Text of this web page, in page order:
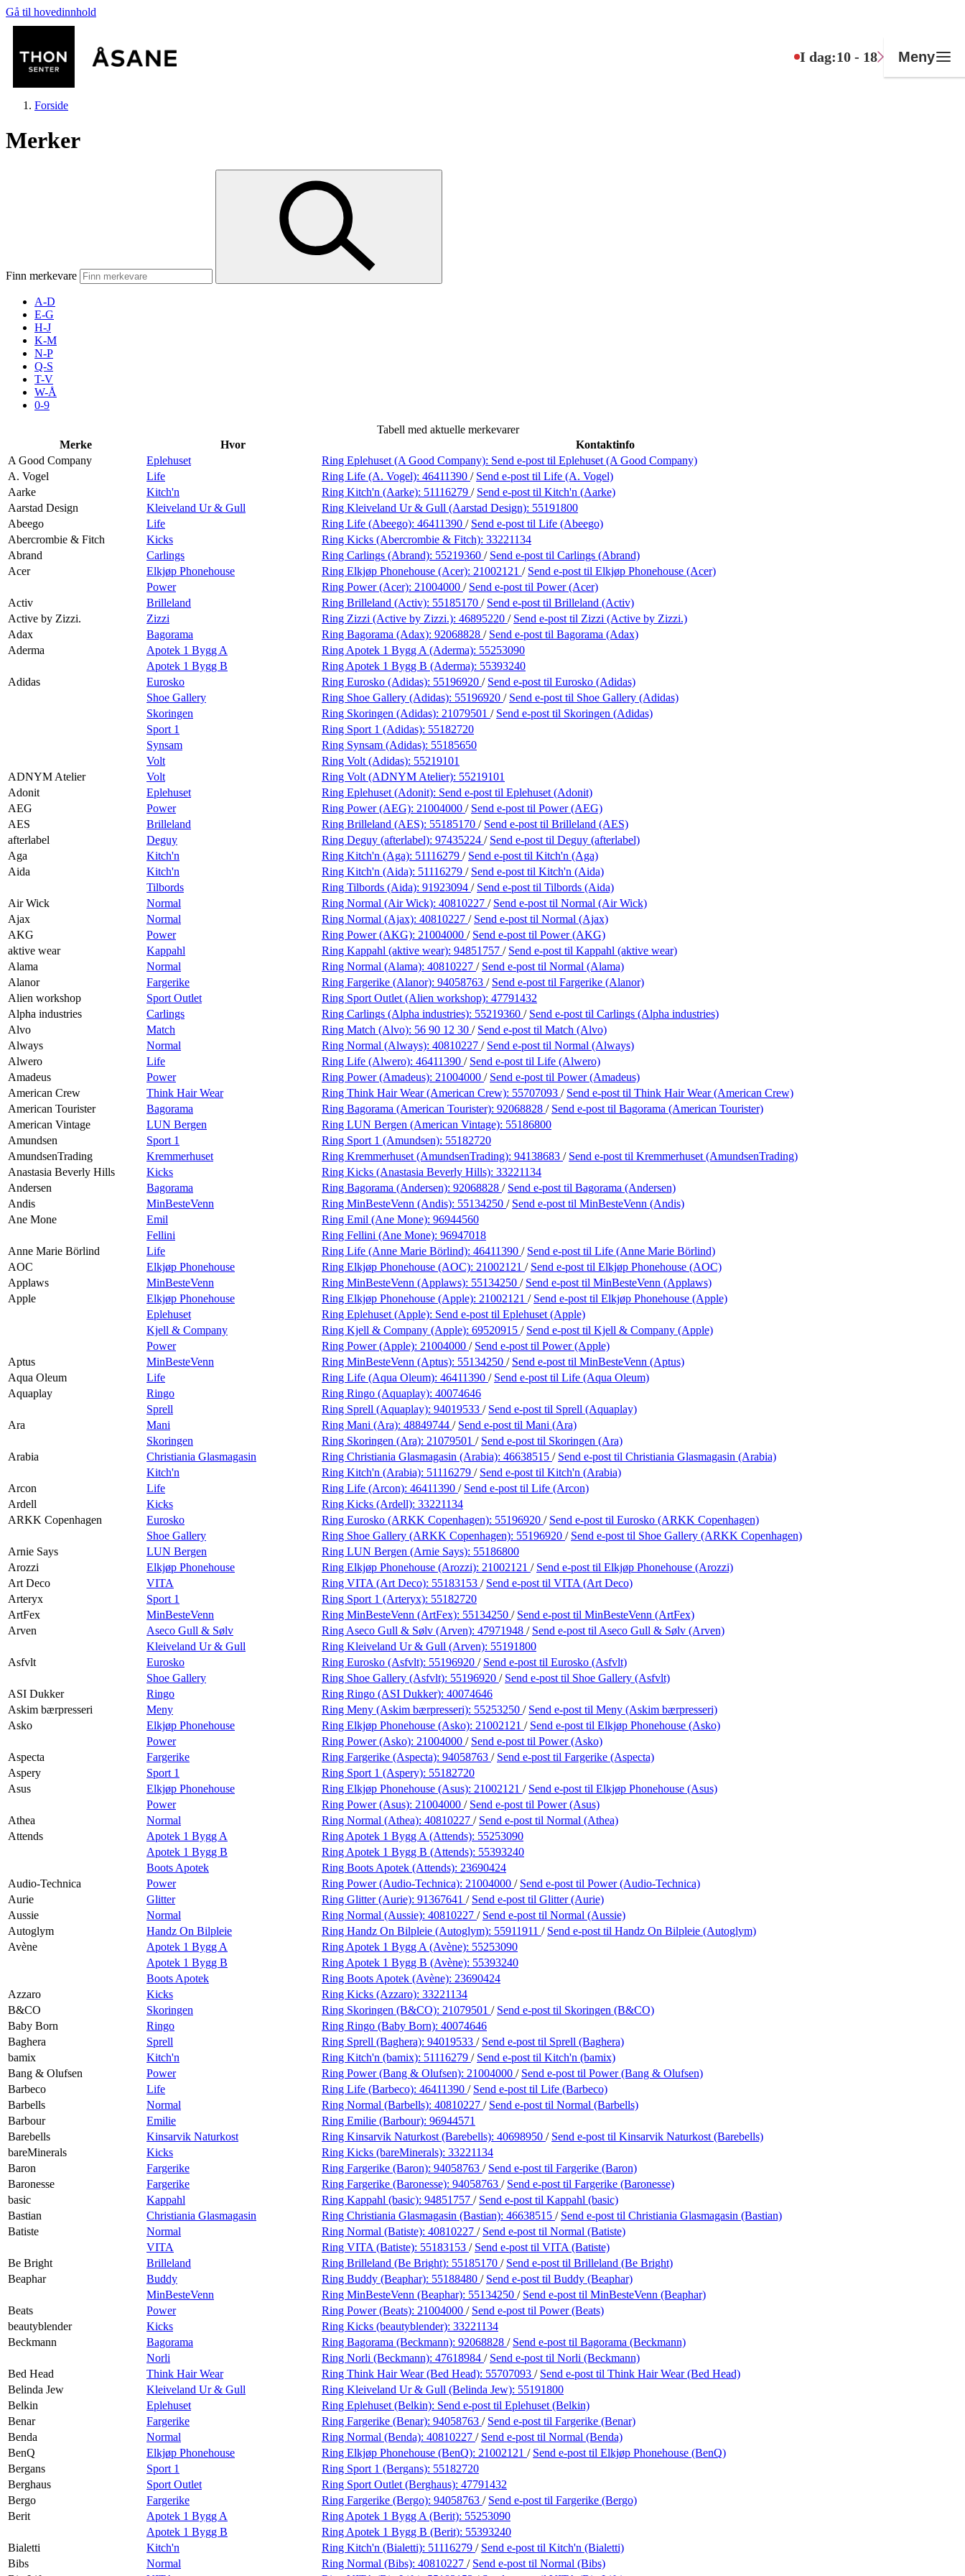
Gå til hovedinnhold
I dag:10 - 18 Meny
Mat og drikke
Kundeklubb
Inspirasjon
Åpningstider
Praktisk informasjon
Ledige stillinger
Forside
Merker
Finn merkevare
A-D
E-G
H-J
K-M
N-P
Q-S
T-V
W-Å
0-9
Tabell med aktuelle merkevarer
Merke
Hvor
Kontaktinfo
A Good Company
Eplehuset Ring Eplehuset (A Good Company): Send e-post til Eplehuset (A Good Company)
A. Vogel
Life Ring Life (A. Vogel): 46411390 / Send e-post til Life (A. Vogel)
Aarke
Kitch'n Ring Kitch'n (Aarke): 51116279 / Send e-post til Kitch'n (Aarke)
Aarstad Design
Kleiveland Ur & Gull Ring Kleiveland Ur & Gull (Aarstad Design): 55191800
Abeego
Life Ring Life (Abeego): 46411390 / Send e-post til Life (Abeego)
Abercrombie & Fitch
Kicks Ring Kicks (Abercrombie & Fitch): 33221134
Abrand
Carlings Ring Carlings (Abrand): 55219360 / Send e-post til Carlings (Abrand)
Acer
Elkjøp Phonehouse Ring Elkjøp Phonehouse (Acer): 21002121 / Send e-post til Elkjøp Phonehouse (Acer)
Power
Ring Power (Acer): 21004000 / Send e-post til Power (Acer)
Activ
Brilleland Ring Brilleland (Activ): 55185170 / Send e-post til Brilleland (Activ)
Active by Zizzi.
Zizzi Ring Zizzi (Active by Zizzi.): 46895220 / Send e-post til Zizzi (Active by Zizzi.)
Adax
Bagorama Ring Bagorama (Adax): 92068828 / Send e-post til Bagorama (Adax)
Aderma
Apotek 1 Bygg A Ring Apotek 1 Bygg A (Aderma): 55253090
Apotek 1 Bygg B
Ring Apotek 1 Bygg B (Aderma): 55393240
Adidas
Eurosko Ring Eurosko (Adidas): 55196920 / Send e-post til Eurosko (Adidas)
Shoe Gallery
Ring Shoe Gallery (Adidas): 55196920 / Send e-post til Shoe Gallery (Adidas)
Skoringen
Ring Skoringen (Adidas): 21079501 / Send e-post til Skoringen (Adidas)
Sport 1
Ring Sport 1 (Adidas): 55182720
Synsam
Ring Synsam (Adidas): 55185650
Volt
Ring Volt (Adidas): 55219101
ADNYM Atelier
Volt Ring Volt (ADNYM Atelier): 55219101
Adonit
Eplehuset Ring Eplehuset (Adonit): Send e-post til Eplehuset (Adonit)
AEG
Power Ring Power (AEG): 21004000 / Send e-post til Power (AEG)
AES
Brilleland Ring Brilleland (AES): 55185170 / Send e-post til Brilleland (AES)
afterlabel
Deguy Ring Deguy (afterlabel): 97435224 / Send e-post til Deguy (afterlabel)
Aga
Kitch'n Ring Kitch'n (Aga): 51116279 / Send e-post til Kitch'n (Aga)
Aida
Kitch'n Ring Kitch'n (Aida): 51116279 / Send e-post til Kitch'n (Aida)
Tilbords
Ring Tilbords (Aida): 91923094 / Send e-post til Tilbords (Aida)
Air Wick
Normal Ring Normal (Air Wick): 40810227 / Send e-post til Normal (Air Wick)
Ajax
Normal Ring Normal (Ajax): 40810227 / Send e-post til Normal (Ajax)
AKG
Power Ring Power (AKG): 21004000 / Send e-post til Power (AKG)
aktive wear
Kappahl Ring Kappahl (aktive wear): 94851757 / Send e-post til Kappahl (aktive wear)
Alama
Normal Ring Normal (Alama): 40810227 / Send e-post til Normal (Alama)
Alanor
Fargerike Ring Fargerike (Alanor): 94058763 / Send e-post til Fargerike (Alanor)
Alien workshop
Sport Outlet Ring Sport Outlet (Alien workshop): 47791432
Alpha industries
Carlings Ring Carlings (Alpha industries): 55219360 / Send e-post til Carlings (Alpha industries)
Alvo
Match Ring Match (Alvo): 56 90 12 30 / Send e-post til Match (Alvo)
Always
Normal Ring Normal (Always): 40810227 / Send e-post til Normal (Always)
Alwero
Life Ring Life (Alwero): 46411390 / Send e-post til Life (Alwero)
Amadeus
Power Ring Power (Amadeus): 21004000 / Send e-post til Power (Amadeus)
American Crew
Think Hair Wear Ring Think Hair Wear (American Crew): 55707093 / Send e-post til Think Hair Wear (American Crew)
American Tourister
Bagorama Ring Bagorama (American Tourister): 92068828 / Send e-post til Bagorama (American Tourister)
American Vintage
LUN Bergen Ring LUN Bergen (American Vintage): 55186800
Amundsen
Sport 1 Ring Sport 1 (Amundsen): 55182720
AmundsenTrading
Kremmerhuset Ring Kremmerhuset (AmundsenTrading): 94138683 / Send e-post til Kremmerhuset (AmundsenTrading)
Anastasia Beverly Hills
Kicks Ring Kicks (Anastasia Beverly Hills): 33221134
Andersen
Bagorama Ring Bagorama (Andersen): 92068828 / Send e-post til Bagorama (Andersen)
Andis
MinBesteVenn Ring MinBesteVenn (Andis): 55134250 / Send e-post til MinBesteVenn (Andis)
Ane Mone
Emil Ring Emil (Ane Mone): 96944560
Fellini
Ring Fellini (Ane Mone): 96947018
Anne Marie Börlind
Life Ring Life (Anne Marie Börlind): 46411390 / Send e-post til Life (Anne Marie Börlind)
AOC
Elkjøp Phonehouse Ring Elkjøp Phonehouse (AOC): 21002121 / Send e-post til Elkjøp Phonehouse (AOC)
Applaws
MinBesteVenn Ring MinBesteVenn (Applaws): 55134250 / Send e-post til MinBesteVenn (Applaws)
Apple
Elkjøp Phonehouse Ring Elkjøp Phonehouse (Apple): 21002121 / Send e-post til Elkjøp Phonehouse (Apple)
Eplehuset
Ring Eplehuset (Apple): Send e-post til Eplehuset (Apple)
Kjell & Company
Ring Kjell & Company (Apple): 69520915 / Send e-post til Kjell & Company (Apple)
Power
Ring Power (Apple): 21004000 / Send e-post til Power (Apple)
Aptus
MinBesteVenn Ring MinBesteVenn (Aptus): 55134250 / Send e-post til MinBesteVenn (Aptus)
Aqua Oleum
Life Ring Life (Aqua Oleum): 46411390 / Send e-post til Life (Aqua Oleum)
Aquaplay
Ringo Ring Ringo (Aquaplay): 40074646
Sprell
Ring Sprell (Aquaplay): 94019533 / Send e-post til Sprell (Aquaplay)
Ara
Mani Ring Mani (Ara): 48849744 / Send e-post til Mani (Ara)
Skoringen
Ring Skoringen (Ara): 21079501 / Send e-post til Skoringen (Ara)
Arabia
Christiania Glasmagasin Ring Christiania Glasmagasin (Arabia): 46638515 / Send e-post til Christiania Glasmagasin (Arabia)
Kitch'n
Ring Kitch'n (Arabia): 51116279 / Send e-post til Kitch'n (Arabia)
Arcon
Life Ring Life (Arcon): 46411390 / Send e-post til Life (Arcon)
Ardell
Kicks Ring Kicks (Ardell): 33221134
ARKK Copenhagen
Eurosko Ring Eurosko (ARKK Copenhagen): 55196920 / Send e-post til Eurosko (ARKK Copenhagen)
Shoe Gallery
Ring Shoe Gallery (ARKK Copenhagen): 55196920 / Send e-post til Shoe Gallery (ARKK Copenhagen)
Arnie Says
LUN Bergen Ring LUN Bergen (Arnie Says): 55186800
Arozzi
Elkjøp Phonehouse Ring Elkjøp Phonehouse (Arozzi): 21002121 / Send e-post til Elkjøp Phonehouse (Arozzi)
Art Deco
VITA Ring VITA (Art Deco): 55183153 / Send e-post til VITA (Art Deco)
Arteryx
Sport 1 Ring Sport 1 (Arteryx): 55182720
ArtFex
MinBesteVenn Ring MinBesteVenn (ArtFex): 55134250 / Send e-post til MinBesteVenn (ArtFex)
Arven
Aseco Gull & Sølv Ring Aseco Gull & Sølv (Arven): 47971948 / Send e-post til Aseco Gull & Sølv (Arven)
Kleiveland Ur & Gull
Ring Kleiveland Ur & Gull (Arven): 55191800
Asfvlt
Eurosko Ring Eurosko (Asfvlt): 55196920 / Send e-post til Eurosko (Asfvlt)
Shoe Gallery
Ring Shoe Gallery (Asfvlt): 55196920 / Send e-post til Shoe Gallery (Asfvlt)
ASI Dukker
Ringo Ring Ringo (ASI Dukker): 40074646
Askim bærpresseri
Meny Ring Meny (Askim bærpresseri): 55253250 / Send e-post til Meny (Askim bærpresseri)
Asko
Elkjøp Phonehouse Ring Elkjøp Phonehouse (Asko): 21002121 / Send e-post til Elkjøp Phonehouse (Asko)
Power
Ring Power (Asko): 21004000 / Send e-post til Power (Asko)
Aspecta
Fargerike Ring Fargerike (Aspecta): 94058763 / Send e-post til Fargerike (Aspecta)
Aspery
Sport 1 Ring Sport 1 (Aspery): 55182720
Asus
Elkjøp Phonehouse Ring Elkjøp Phonehouse (Asus): 21002121 / Send e-post til Elkjøp Phonehouse (Asus)
Power
Ring Power (Asus): 21004000 / Send e-post til Power (Asus)
Athea
Normal Ring Normal (Athea): 40810227 / Send e-post til Normal (Athea)
Attends
Apotek 1 Bygg A Ring Apotek 1 Bygg A (Attends): 55253090
Apotek 1 Bygg B
Ring Apotek 1 Bygg B (Attends): 55393240
Boots Apotek
Ring Boots Apotek (Attends): 23690424
Audio-Technica
Power Ring Power (Audio-Technica): 21004000 / Send e-post til Power (Audio-Technica)
Aurie
Glitter Ring Glitter (Aurie): 91367641 / Send e-post til Glitter (Aurie)
Aussie
Normal Ring Normal (Aussie): 40810227 / Send e-post til Normal (Aussie)
Autoglym
Handz On Bilpleie Ring Handz On Bilpleie (Autoglym): 55911911 / Send e-post til Handz On Bilpleie (Autoglym)
Avène
Apotek 1 Bygg A Ring Apotek 1 Bygg A (Avène): 55253090
Apotek 1 Bygg B
Ring Apotek 1 Bygg B (Avène): 55393240
Boots Apotek
Ring Boots Apotek (Avène): 23690424
Azzaro
Kicks Ring Kicks (Azzaro): 33221134
B&CO
Skoringen Ring Skoringen (B&CO): 21079501 / Send e-post til Skoringen (B&CO)
Baby Born
Ringo Ring Ringo (Baby Born): 40074646
Baghera
Sprell Ring Sprell (Baghera): 94019533 / Send e-post til Sprell (Baghera)
bamix
Kitch'n Ring Kitch'n (bamix): 51116279 / Send e-post til Kitch'n (bamix)
Bang & Olufsen
Power Ring Power (Bang & Olufsen): 21004000 / Send e-post til Power (Bang & Olufsen)
Barbeco
Life Ring Life (Barbeco): 46411390 / Send e-post til Life (Barbeco)
Barbells
Normal Ring Normal (Barbells): 40810227 / Send e-post til Normal (Barbells)
Barbour
Emilie Ring Emilie (Barbour): 96944571
Barebells
Kinsarvik Naturkost Ring Kinsarvik Naturkost (Barebells): 40698950 / Send e-post til Kinsarvik Naturkost (Barebells)
bareMinerals
Kicks Ring Kicks (bareMinerals): 33221134
Baron
Fargerike Ring Fargerike (Baron): 94058763 / Send e-post til Fargerike (Baron)
Baronesse
Fargerike Ring Fargerike (Baronesse): 94058763 / Send e-post til Fargerike (Baronesse)
basic
Kappahl Ring Kappahl (basic): 94851757 / Send e-post til Kappahl (basic)
Bastian
Christiania Glasmagasin Ring Christiania Glasmagasin (Bastian): 46638515 / Send e-post til Christiania Glasmagasin (Bastian)
Batiste
Normal Ring Normal (Batiste): 40810227 / Send e-post til Normal (Batiste)
VITA
Ring VITA (Batiste): 55183153 / Send e-post til VITA (Batiste)
Be Bright
Brilleland Ring Brilleland (Be Bright): 55185170 / Send e-post til Brilleland (Be Bright)
Beaphar
Buddy Ring Buddy (Beaphar): 55188480 / Send e-post til Buddy (Beaphar)
MinBesteVenn
Ring MinBesteVenn (Beaphar): 55134250 / Send e-post til MinBesteVenn (Beaphar)
Beats
Power Ring Power (Beats): 21004000 / Send e-post til Power (Beats)
beautyblender
Kicks Ring Kicks (beautyblender): 33221134
Beckmann
Bagorama Ring Bagorama (Beckmann): 92068828 / Send e-post til Bagorama (Beckmann)
Norli
Ring Norli (Beckmann): 47618984 / Send e-post til Norli (Beckmann)
Bed Head
Think Hair Wear Ring Think Hair Wear (Bed Head): 55707093 / Send e-post til Think Hair Wear (Bed Head)
Belinda Jew
Kleiveland Ur & Gull Ring Kleiveland Ur & Gull (Belinda Jew): 55191800
Belkin
Eplehuset Ring Eplehuset (Belkin): Send e-post til Eplehuset (Belkin)
Benar
Fargerike Ring Fargerike (Benar): 94058763 / Send e-post til Fargerike (Benar)
Benda
Normal Ring Normal (Benda): 40810227 / Send e-post til Normal (Benda)
BenQ
Elkjøp Phonehouse Ring Elkjøp Phonehouse (BenQ): 21002121 / Send e-post til Elkjøp Phonehouse (BenQ)
Bergans
Sport 1 Ring Sport 1 (Bergans): 55182720
Berghaus
Sport Outlet Ring Sport Outlet (Berghaus): 47791432
Bergo
Fargerike Ring Fargerike (Bergo): 94058763 / Send e-post til Fargerike (Bergo)
Berit
Apotek 1 Bygg A Ring Apotek 1 Bygg A (Berit): 55253090
Apotek 1 Bygg B
Ring Apotek 1 Bygg B (Berit): 55393240
Bialetti
Kitch'n Ring Kitch'n (Bialetti): 51116279 / Send e-post til Kitch'n (Bialetti)
Bibs
Normal Ring Normal (Bibs): 40810227 / Send e-post til Normal (Bibs)